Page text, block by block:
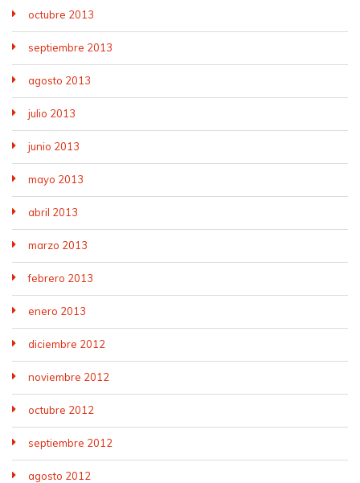
octubre 2013
septiembre 2013
agosto 2013
julio 2013
junio 2013
mayo 2013
abril 2013
marzo 2013
febrero 2013
enero 2013
diciembre 2012
noviembre 2012
octubre 2012
septiembre 2012
agosto 2012